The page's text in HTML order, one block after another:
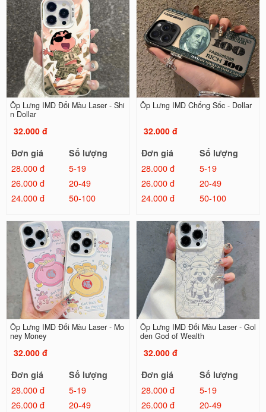
Ốp Lưng IMD Đổi Màu Laser - Shi
n Dollar
32.000 đ
Đơn giá
Số lượng
28.000 đ
5-19
26.000 đ
20-49
24.000 đ
50-100
Ốp Lưng IMD Chống Sốc - Dollar
32.000 đ
Đơn giá
Số lượng
28.000 đ
5-19
26.000 đ
20-49
24.000 đ
50-100
Ốp Lưng IMD Đổi Màu Laser - Mo
ney Money
32.000 đ
Đơn giá
Số lượng
28.000 đ
5-19
26.000 đ
20-49
Ốp Lưng IMD Đổi Màu Laser - Gol
den God of Wealth
32.000 đ
Đơn giá
Số lượng
28.000 đ
5-19
26.000 đ
20-49